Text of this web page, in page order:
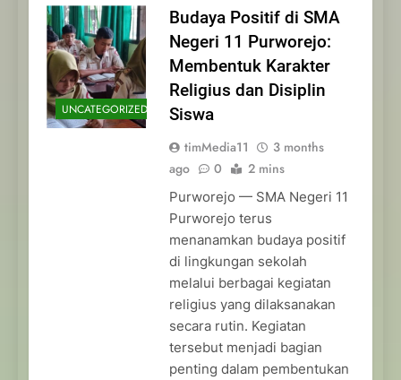
UNCATEGORIZED
Budaya Positif di SMA
Negeri 11 Purworejo:
Membentuk Karakter
Religius dan Disiplin
Siswa
timMedia11
3 months
ago
0 2 mins
Purworejo — SMA Negeri 11
Purworejo terus
menanamkan budaya positif
di lingkungan sekolah
melalui berbagai kegiatan
religius yang dilaksanakan
secara rutin. Kegiatan
tersebut menjadi bagian
penting dalam pembentukan